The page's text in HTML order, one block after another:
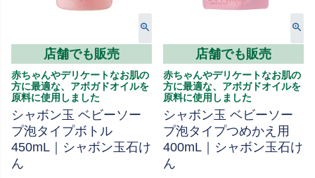
店舗でも販売
赤ちゃんやデリケートなお肌の
方に最適な、アボガドオイルを
原料に使用しました
シャボン玉 ベビーソー
プ泡タイプボトル
450mL｜シャボン玉石け
ん
店舗でも販売
赤ちゃんやデリケートなお肌の
方に最適な、アボガドオイルを
原料に使用しました
シャボン玉 ベビーソー
プ泡タイプつめかえ用
400mL｜シャボン玉石け
ん